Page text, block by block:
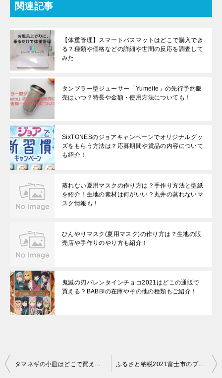
関連記事
【体重管理】スマートバスマットはどこで購入でき
る？種類や価格などの詳細や世間の反応を調査して
みた
タンブラー型ジューサー「Yumeite」の先行予約販
売はいつ？特長や金額・使用方法についても！
SixTONESのジョアキャンペーンでオリジナルグッ
ズをもらう方法は？応募期間や賞品の内容について
も紹介！
蒸れない夏用マスクの作り方は？手作り方法と型紙
を紹介！生地の素材は何がいい？丸井の蒸れないマ
スク情報も！
ひんやりマスク(夏用マスク)の作り方は？生地の販
売店や手作りのやり方も紹介！
鬼滅の刃バレンタインチョコ2021はどこの通販で
買える？BABBIの在庫やその他の種類もご紹介！
投
ふるさと納税2021富士市のプペルのトイレットペーパーが超人気！値段はいくら？口コミや評判を紹介します！